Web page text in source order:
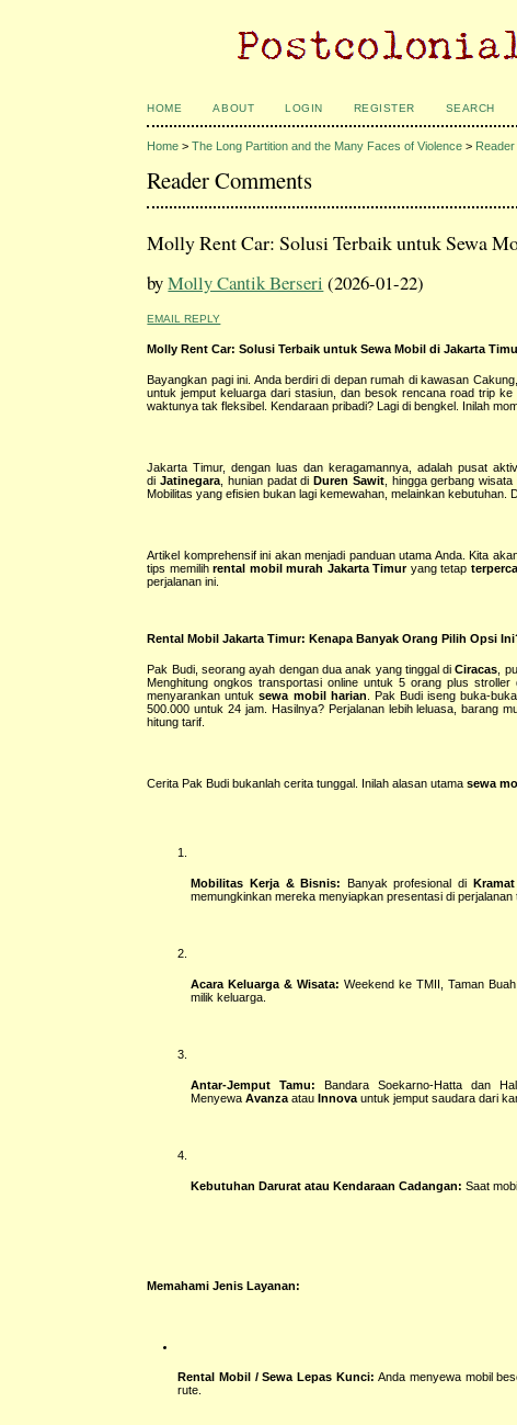
HOME ABOUT LOGIN REGISTER SEARCH
Home >The Long Partition and the Many Faces of Violence >
Reader Comments
Molly Rent Car: Solusi Terbaik untuk Sewa
byMolly Cantik Berseri (2026-01-22)
EMAIL REPLY
Molly Rent Car: Solusi Terbaik untuk Sewa Mobil di Jakarta
Bayangkan pagi ini. Anda berdiri di depan rumah di kawasan
untuk jemput keluarga dari stasiun, dan besok rencana road trip
waktunya tak fleksibel. Kendaraan pribadi? Lagi di bengkel. Inilah
Jakarta Timur, dengan luas dan keragamannya, adalah pusat
diJatinegara , hunian padat diDuren Sawit, hingga gerbang
Mobilitas yang efisien bukan lagi kemewahan, melainkan kebutuhan.
Artikel komprehensif ini akan menjadi panduan utama Anda. Kita
tips memilihrental mobil murah Jakarta Timuryang tetap
perjalanan ini.
Rental Mobil Jakarta Timur: Kenapa Banyak Orang Pilih Opsi
Pak Budi, seorang ayah dengan dua anak yang tinggal diCiracas ,
Menghitung ongkos transportasi online untuk 5 orang plus
menyarankan untuksewa mobil harian . Pak Budi iseng buka-
500.000 untuk 24 jam. Hasilnya? Perjalanan lebih leluasa, barang
hitung tarif.
Cerita Pak Budi bukanlah cerita tunggal. Inilah alasan utamasewa
Mobilitas Kerja & Bisnis: Banyak profesional di
memungkinkan mereka menyiapkan presentasi di perjalanan
Acara Keluarga & Wisata: Weekend ke TMII, Taman
milik keluarga.
Antar-Jemput Tamu:
Bandara Soekarno-Hatta dan
MenyewaAvanza atauInnova untuk jemput saudara dari
Kebutuhan Darurat atau Kendaraan Cadangan: Saat
Memahami Jenis Layanan:
Rental Mobil / Sewa Lepas Kunci: Anda menyewa mobil
rute.